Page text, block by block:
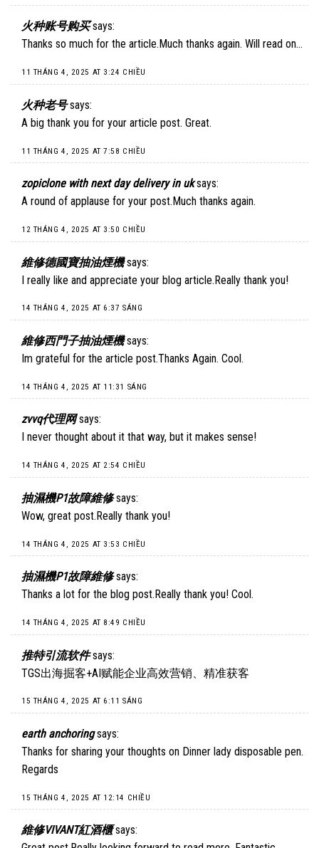
火种账号购买 says:
Thanks so much for the article.Much thanks again. Will read on…
11 THÁNG 4, 2025 AT 3:24 CHIỀU
火种老号 says:
A big thank you for your article post. Great.
11 THÁNG 4, 2025 AT 7:58 CHIỀU
zopiclone with next day delivery in uk says:
A round of applause for your post.Much thanks again.
12 THÁNG 4, 2025 AT 3:50 CHIỀU
維修德國寶抽油煙機 says:
I really like and appreciate your blog article.Really thank you!
14 THÁNG 4, 2025 AT 6:37 SÁNG
維修西門子抽油煙機 says:
Im grateful for the article post.Thanks Again. Cool.
14 THÁNG 4, 2025 AT 11:31 SÁNG
zvvq代理网 says:
I never thought about it that way, but it makes sense!
14 THÁNG 4, 2025 AT 2:54 CHIỀU
抽濕機P1故障維修 says:
Wow, great post.Really thank you!
14 THÁNG 4, 2025 AT 3:53 CHIỀU
抽濕機P1故障維修 says:
Thanks a lot for the blog post.Really thank you! Cool.
14 THÁNG 4, 2025 AT 8:49 CHIỀU
推特引流软件 says:
TGS出海掘客+AI赋能企业高效营销、精准获客
15 THÁNG 4, 2025 AT 6:11 SÁNG
earth anchoring says:
Thanks for sharing your thoughts on Dinner lady disposable pen.
Regards
15 THÁNG 4, 2025 AT 12:14 CHIỀU
維修VIVANT紅酒櫃 says: